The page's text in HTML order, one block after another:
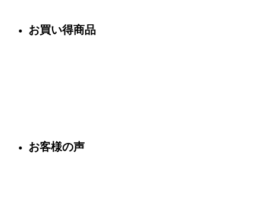
お買い得商品
お客様の声